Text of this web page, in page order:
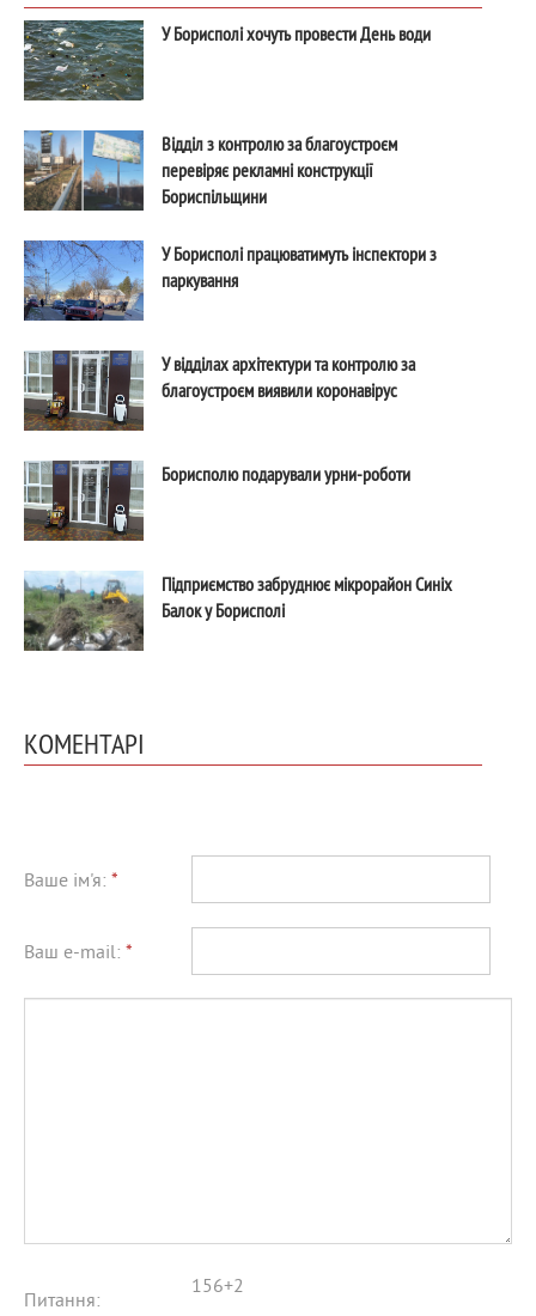
У Борисполі хочуть провести День води
Відділ з контролю за благоустроєм
перевіряє рекламні конструкції
Бориспільщини
У Борисполі працюватимуть інспектори з
паркування
У відділах архітектури та контролю за
благоустроєм виявили коронавірус
Борисполю подарували урни-роботи
Підприємство забруднює мікрорайон Синіх
Балок у Борисполі
КОМЕНТАРІ
Ваше ім'я: *
Ваш e-mail: *
Питання:
156+2